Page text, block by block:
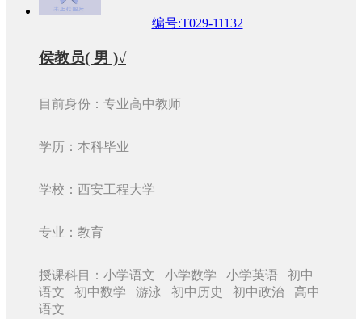
编号:T029-11132
侯教员( 男 )√
目前身份：专业高中教师
学历：本科毕业
学校：西安工程大学
专业：教育
授课科目：小学语文 小学数学 小学英语 初中
语文 初中数学 游泳 初中历史 初中政治 高中
语文